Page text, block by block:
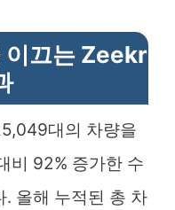
이끄는 Zeekr
대의 차량을
비 92% 증가한 수
. 올해 누적된 총 차